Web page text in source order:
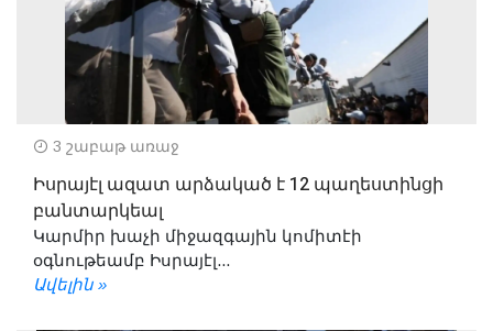
3 շաբաթ առաջ
Իսրայէլ ազատ արձակած է 12 պաղեստինցի
բանտարկեալ
Կարմիր խաչի միջազգային կոմիտէի
օգնութեամբ Իսրայէլ...
Ավելին »